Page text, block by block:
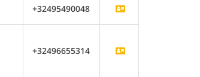
+32495490048
+32496655314